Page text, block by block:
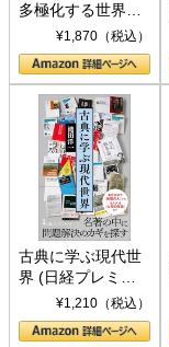
多極化する世界：
トランプとBRICS
の挑戦
¥1,870（税込）
古典に学ぶ現代世
界 (日経プレミア
シリーズ)¥1,210（税込）